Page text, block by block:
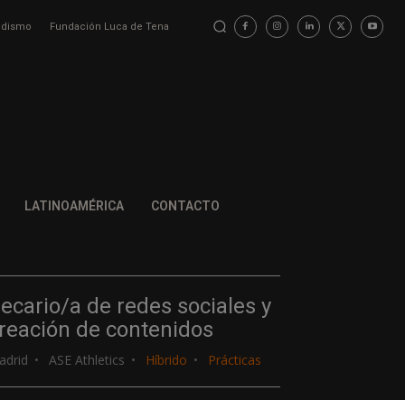
Fundación Luca de Tena
LATINOAMÉRICA CONTACTO
a de redes sociales y
de contenidos
ASE Athletics Híbrido Prácticas